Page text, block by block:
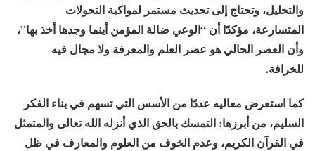
والتحليل، وتحتاج إلى تحديث مستمر لمواكبة التحولات
المتسارعة، مؤكدًا أن “الوعي ضالة المؤمن أينما وجدها أخذ بها”،
وأن العصر الحالي هو عصر العلم والمعرفة ولا مجال فيه
للخرافة.
كما استعرض معاليه عددًا من الأسس التي تسهم في بناء الفكر
السليم، من أبرزها: التمسك بالحق الذي أنزله الله تعالى والمتمثل
في القرآن الكريم، وعدم الخوف من العلوم والمعارف في ظل